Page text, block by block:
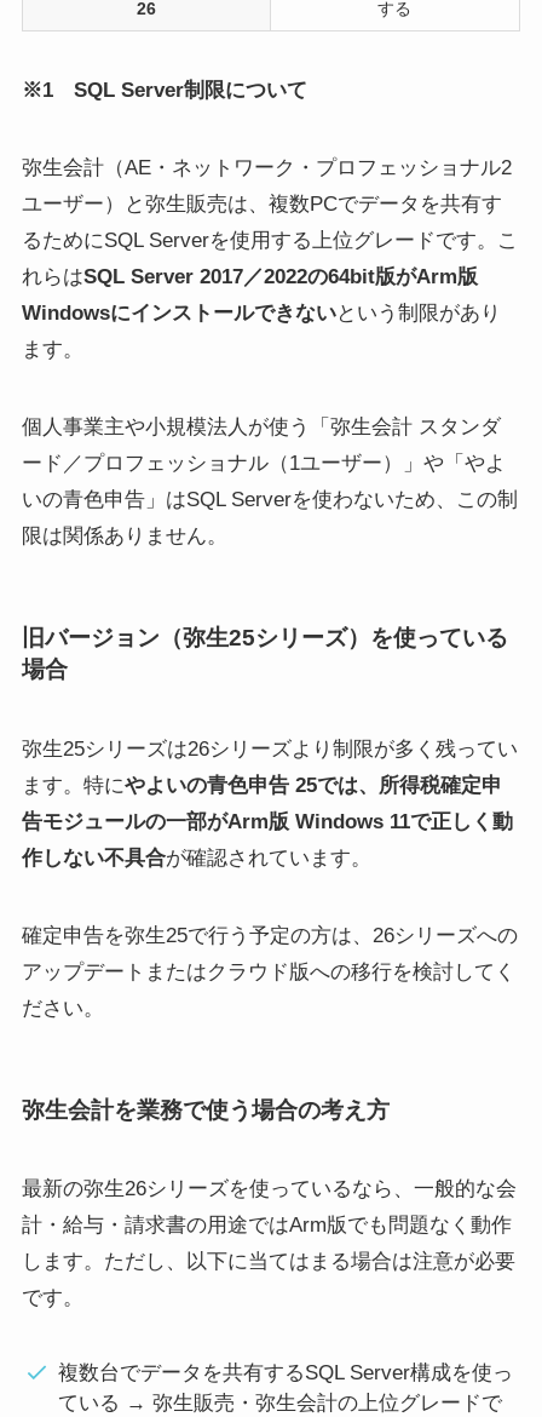
26 する
※1 SQL Server制限について
弥生会計（AE・ネットワーク・プロフェッショナル2
ユーザー）と弥生販売は、複数PCでデータを共有す
るためにSQL Serverを使用する上位グレードです。こ
れらはSQL Server 2017／2022の64bit版がArm版
Windowsにインストールできないという制限があり
ます。
個人事業主や小規模法人が使う「弥生会計 スタンダ
ード／プロフェッショナル（1ユーザー）」や「やよ
いの青色申告」はSQL Serverを使わないため、この制
限は関係ありません。
旧バージョン（弥生25シリーズ）を使っている
場合
弥生25シリーズは26シリーズより制限が多く残ってい
ます。特にやよいの青色申告 25では、所得税確定申
告モジュールの一部がArm版 Windows 11で正しく動
作しない不具合が確認されています。
確定申告を弥生25で行う予定の方は、26シリーズへの
アップデートまたはクラウド版への移行を検討してく
ださい。
弥生会計を業務で使う場合の考え方
最新の弥生26シリーズを使っているなら、一般的な会
計・給与・請求書の用途ではArm版でも問題なく動作
します。ただし、以下に当てはまる場合は注意が必要
です。
複数台でデータを共有するSQL Server構成を使っ
ている → 弥生販売・弥生会計の上位グレードで